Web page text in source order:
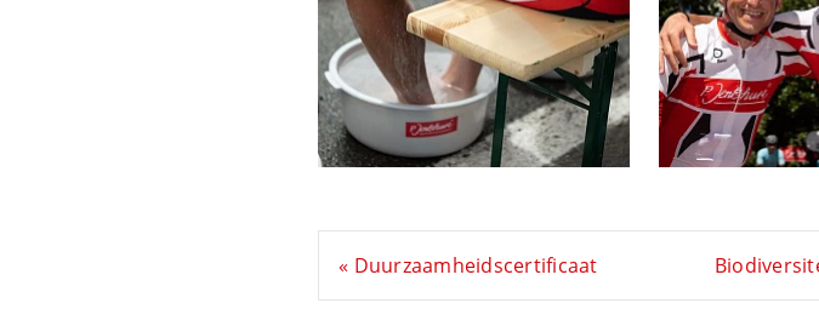
« Duurzaamheidscertificaat